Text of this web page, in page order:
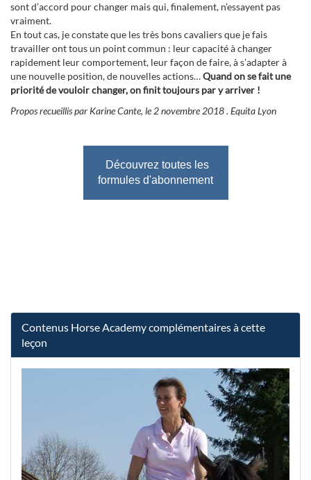
sont d’accord pour changer mais qui, finalement, n’essayent pas
vraiment.
En tout cas, je constate que les très bons cavaliers que je fais
travailler ont tous un point commun : leur capacité à changer
rapidement leur comportement, leur façon de faire, à s’adapter à
une nouvelle position, de nouvelles actions…Quand on se fait une
priorité de vouloir changer, on finit toujours par y arriver !
Propos recueillis par Karine Cante, le 2 novembre 2018 . Equita Lyon
Découvrez toutes les
formules d'abonnement
Contenus Horse Academy complémentaires à cette
leçon